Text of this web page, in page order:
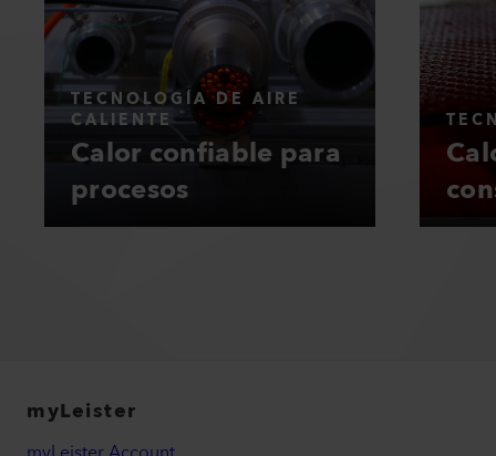
TECNOLOGÍA DE AIRE
CALIENTE
Calor confiable para
procesos
myLeister